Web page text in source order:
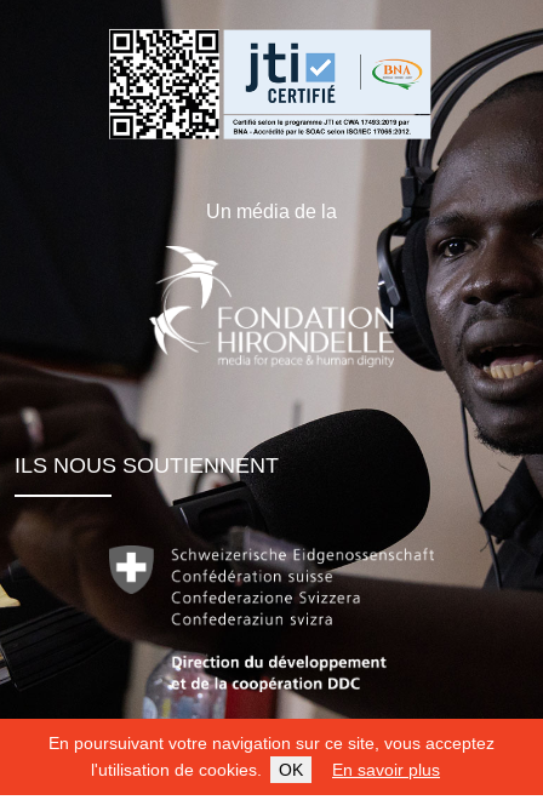
En poursuivant votre navigation sur ce site, vous acceptez
l'utilisation de cookies.
OK En savoir plus
Un média de la
ILS NOUS SOUTIENNENT